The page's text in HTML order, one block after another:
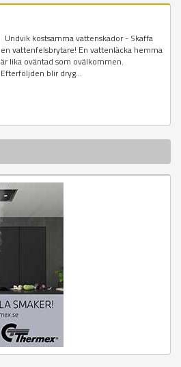
Undvik kostsamma vattenskador - Skaffa
en vattenfelsbrytare! En vattenläcka hemma
är lika oväntad som ovälkommen.
Efterföljden blir dryg...